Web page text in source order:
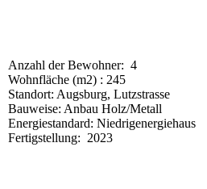
Anzahl der Bewohner: 4
Wohnfläche (m2) : 245
Standort: Augsburg, Lutzstrasse
Bauweise: Anbau Holz/Metall
Energiestandard: Niedrigenergiehaus
Fertigstellung: 2023